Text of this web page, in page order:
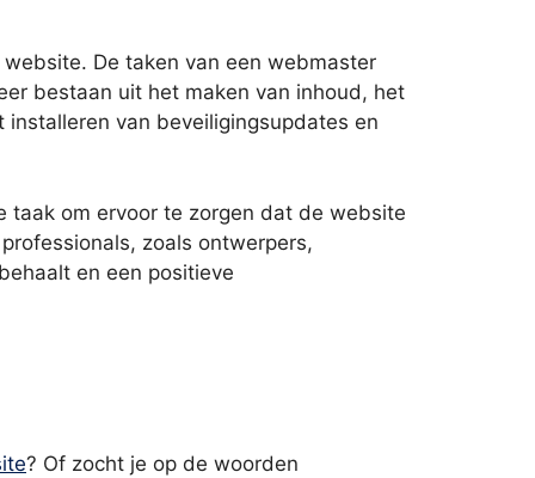
De taken van een webmaster
bestaan uit het maken van inhoud, het
van beveiligingsupdates en
taak om ervoor te zorgen dat de website
zoals ontwerpers,
en een positieve
? Of zocht je op de woorden